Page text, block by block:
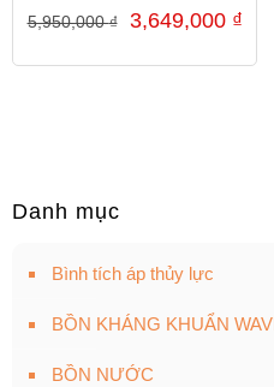
5,950,000₫ 3,649,000 ₫
Danh mục
Bình tích áp thủy lực
BỒN KHÁNG KHUẨN
BỒN NƯỚC